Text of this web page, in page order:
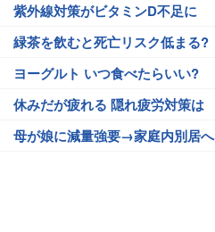
紫外線対策がビタミンD不足に
緑茶を飲むと死亡リスク低まる?
ヨーグルト いつ食べたらいい?
休みだが疲れる 隠れ疲労対策は
母が娘に減量強要→家庭内別居へ